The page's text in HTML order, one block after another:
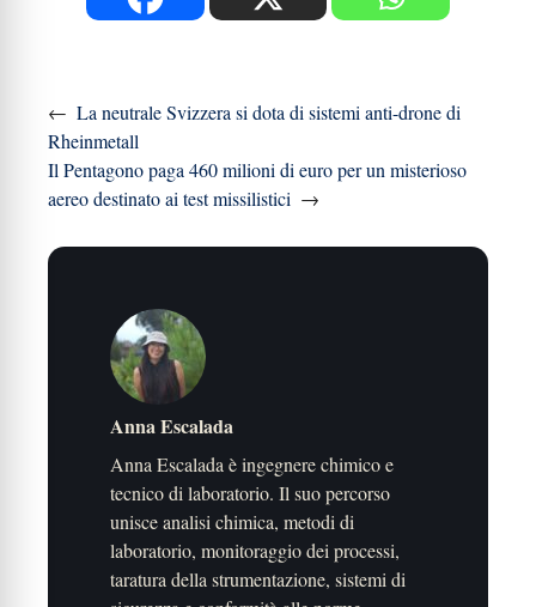
← La neutrale Svizzera si dota di sistemi anti-drone di
Rheinmetall
Il Pentagono paga 460 milioni di euro per un misterioso
aereo destinato ai test missilistici →
Anna Escalada
Anna Escalada è ingegnere chimico e
tecnico di laboratorio. Il suo percorso
unisce analisi chimica, metodi di
laboratorio, monitoraggio dei processi,
taratura della strumentazione, sistemi di